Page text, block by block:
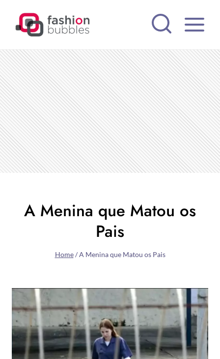
A Menina que Matou os
Pais
Home / A Menina que Matou os Pais